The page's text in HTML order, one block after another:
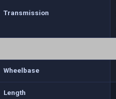
Transmission
Wheelbase
Length